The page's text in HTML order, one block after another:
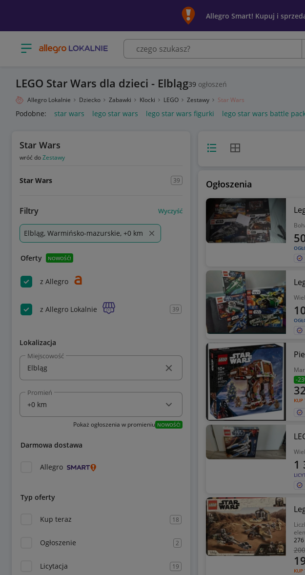
Allegro Smart! Kupuj i
Otwórz menu z kategoriami
LEGO Star Wars dla dzieci - Elbląg39 ogłoszeń
Allegro Lokalnie Dziecko Zabawki Klocki LEGO Zestawy Star Wars
Podobne: star wars lego star wars lego star wars figurki lego star wars battle
Star Wars
wróć doZestawy
Star Wars 39
Filtry Wyczyść
Elbląg, Warmińsko-mazurskie, +0 km
Oferty NOWOŚĆ!
z Allegro
z Allegro Lokalnie 39
Lokalizacja
Miejscowość
Promień
Pokaż ogłoszenia w promieniu NOWOŚĆ!
Darmowa dostawa
Allegro
Typ oferty
Kup teraz 18
Ogłoszenie 2
Licytacja 19
Widok listyWidok siatki
Ogłoszenia
-
KUP
1
276
200
KUP